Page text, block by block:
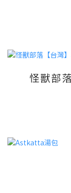
怪獸部